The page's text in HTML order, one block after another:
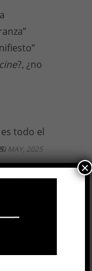
?, ¿no
todo el
MAY, 2025
×